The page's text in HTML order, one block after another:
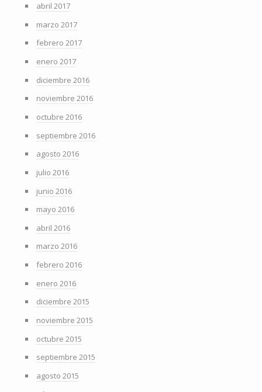
abril 2017
marzo 2017
febrero 2017
enero 2017
diciembre 2016
noviembre 2016
octubre 2016
septiembre 2016
agosto 2016
julio 2016
junio 2016
mayo 2016
abril 2016
marzo 2016
febrero 2016
enero 2016
diciembre 2015
noviembre 2015
octubre 2015
septiembre 2015
agosto 2015